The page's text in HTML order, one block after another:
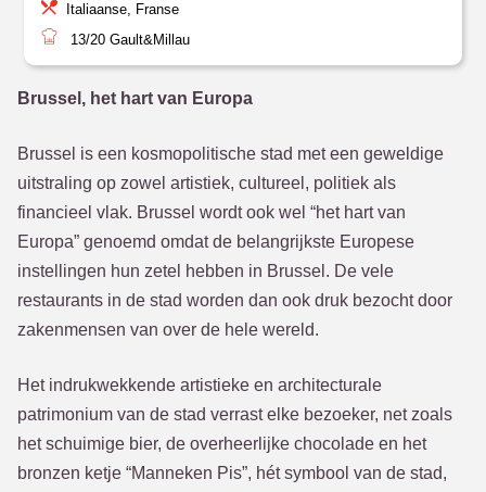
Italiaanse, Franse
13/20 Gault&Millau
Brussel, het hart van Europa
Brussel is een kosmopolitische stad met een geweldige
uitstraling op zowel artistiek, cultureel, politiek als
financieel vlak. Brussel wordt ook wel “het hart van
Europa” genoemd omdat de belangrijkste Europese
instellingen hun zetel hebben in Brussel. De vele
restaurants in de stad worden dan ook druk bezocht door
zakenmensen van over de hele wereld.
Het indrukwekkende artistieke en architecturale
patrimonium van de stad verrast elke bezoeker, net zoals
het schuimige bier, de overheerlijke chocolade en het
bronzen ketje “Manneken Pis”, hét symbool van de stad,